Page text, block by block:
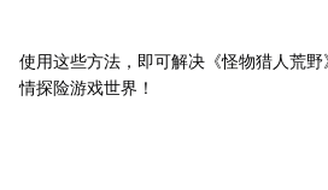
使用这些方法，即可解决《怪物猎人荒
情探险游戏世界！